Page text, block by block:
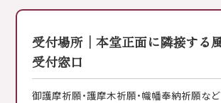
受付場所│本堂正面に隣接する
受付窓口
御護摩祈願・護摩木祈願・幟幡奉納祈願な